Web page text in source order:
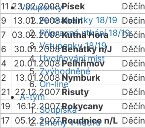
Vstupenky
Permanentky 18/19
Přípravná utkání 18/19
Vstupenky 18/19
Uvolňování míst
Zvýhodněné
On-line
A-tým
Soupiska
Změny v kádru
11 23.02.2008Písek Děčín
9
13.02.2008Kolín Děčín
7
03.02.2008Kutná Hora Děčín
6
30.01.2008Benátky n/J Děčín
4
20.01.2008Pelhřimov Děčín
2
13.01.2008Nymburk Děčín
21 22.12.2007 Řisuty Děčín
19
16.12.2007Rokycany Děčín
17 05.12.2007Roudnice n/L Děčín